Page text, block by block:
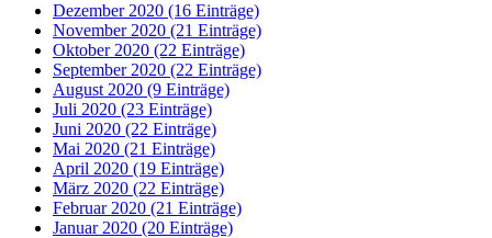
Dezember 2020 (16 Einträge)
November 2020 (21 Einträge)
Oktober 2020 (22 Einträge)
September 2020 (22 Einträge)
August 2020 (9 Einträge)
Juli 2020 (23 Einträge)
Juni 2020 (22 Einträge)
Mai 2020 (21 Einträge)
April 2020 (19 Einträge)
März 2020 (22 Einträge)
Februar 2020 (21 Einträge)
Januar 2020 (20 Einträge)